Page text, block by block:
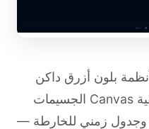
بلون أزرق داكن
عميق مع أزرق وقرمزي وخلفية Canvas الجسيمات
زمني للخارطة —